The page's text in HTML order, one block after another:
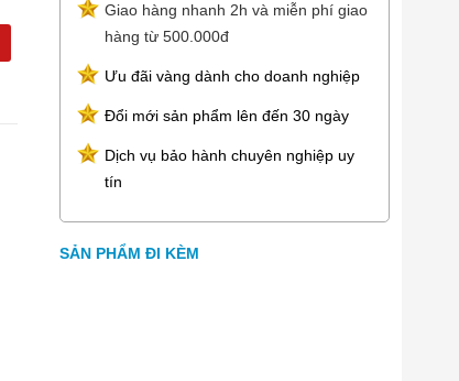
Giao hàng nhanh 2h và miễn phí giao
hàng từ 500.000đ
Ưu đãi vàng dành cho doanh nghiệp
Đổi mới sản phẩm lên đến 30 ngày
Dịch vụ bảo hành chuyên nghiệp uy
tín
SẢN PHẨM ĐI KÈM